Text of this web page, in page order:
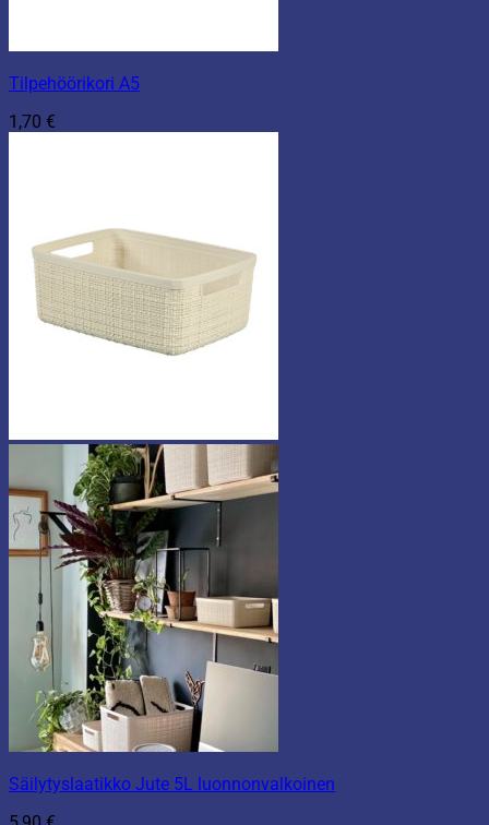
Tilpehöörikori A5
1,70 €
Säilytyslaatikko Jute 5L luonnonvalkoinen